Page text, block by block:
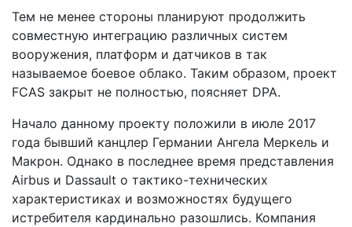
Тем не менее стороны планируют продолжить
совместную интеграцию различных систем
вооружения, платформ и датчиков в так
называемое боевое облако. Таким образом, проект
FCAS закрыт не полностью, поясняет DPA.
Начало данному проекту положили в июле 2017
года бывший канцлер Германии Ангела Меркель и
Макрон. Однако в последнее время представления
Airbus и Dassault о тактико-технических
характеристиках и возможностях будущего
истребителя кардинально разошлись. Компания